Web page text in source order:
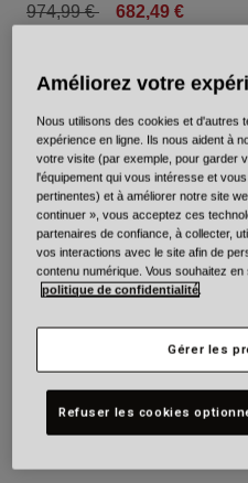
Price reduced from
974,99 €to 682,49 €
Taille
Ajouter
Améliorez votre
Nous utilisons des cookies et d'autres
expérience en ligne. Ils nous aident à
votre visite (par exemple, pour garder
l'équipement qui vous intéresse et
pertinentes) et à améliorer notre site
continuer », vous acceptez ces
partenaires de confiance, à collecter,
vos interactions avec le site afin de
contenu numérique. Vous souhaitez
politique de confidentialité
Gérer les
Refuser les cookies